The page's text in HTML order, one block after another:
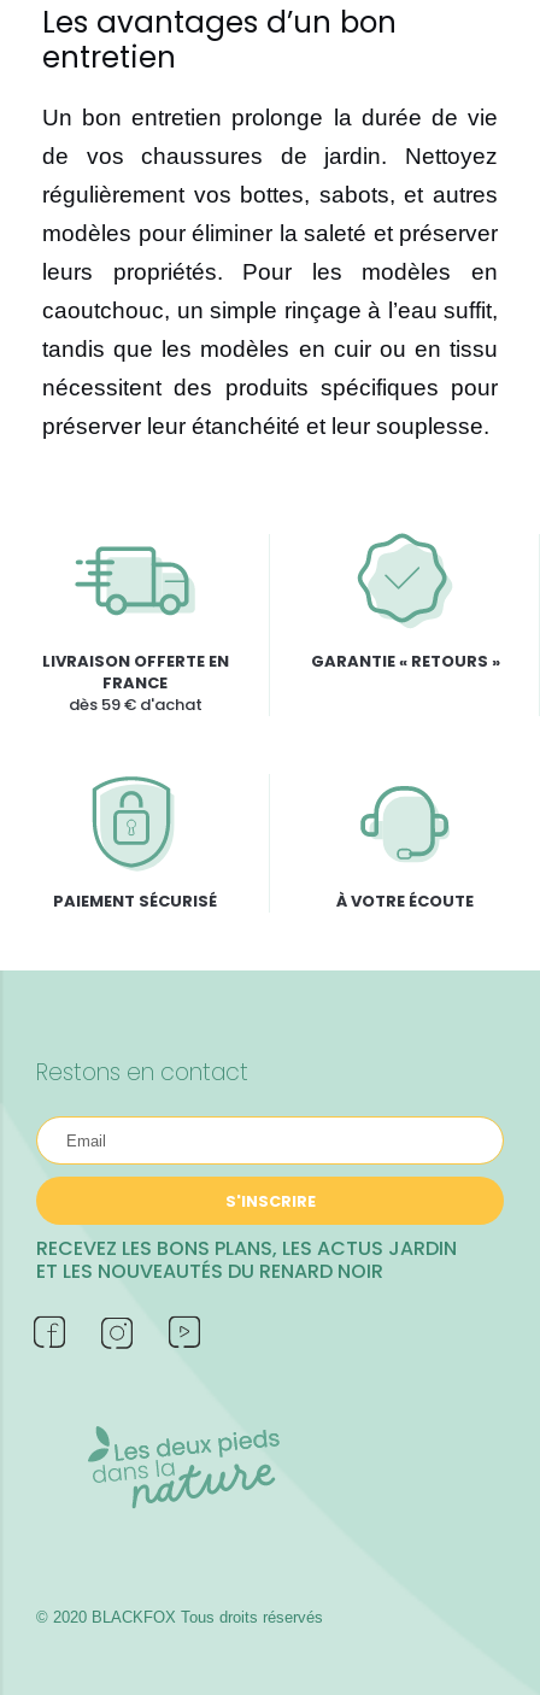
Les avantages d’un bon
entretien
Un bon entretien prolonge la durée de vie
de vos chaussures de jardin. Nettoyez
régulièrement vos bottes, sabots, et autres
modèles pour éliminer la saleté et préserver
leurs propriétés. Pour les modèles en
caoutchouc, un simple rinçage à l’eau suffit,
tandis que les modèles en cuir ou en tissu
nécessitent des produits spécifiques pour
préserver leur étanchéité et leur souplesse.
LIVRAISON OFFERTE EN
FRANCE
dès 59 € d'achat
GARANTIE « RETOURS »
PAIEMENT SÉCURISÉ À VOTRE ÉCOUTE
Restons en contact
S'INSCRIRE
RECEVEZ LES BONS PLANS, LES ACTUS JARDIN
ET LES NOUVEAUTÉS DU RENARD NOIR
© 2020 BLACKFOX Tous droits réservés